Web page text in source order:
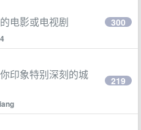
电影或电视剧 300
印象特别深刻的城
219